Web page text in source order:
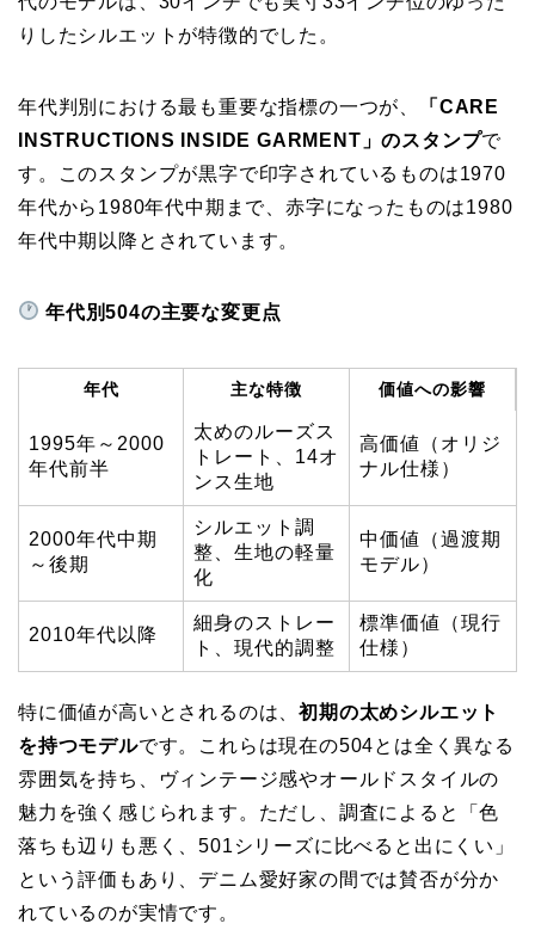
りしたシルエットが特徴的でした。
年代判別における最も重要な指標の一つが、
「CARE
INSTRUCTIONS INSIDE GARMENT」のスタンプで
す。このスタンプが黒字で印字されているものは1970
年代から1980年代中期まで、赤字になったものは1980
年代中期以降とされています。
年代別504の主要な変更点
年代 主な特徴 価値への影響
1995年～2000
年代前半
太めのルーズス
トレート、14オ
ンス生地
高価値（オリジ
ナル仕様）
2000年代中期
～後期
シルエット調
整、生地の軽量
化
中価値（過渡期
モデル）
2010年代以降
細身のストレー
ト、現代的調整
標準価値（現行
仕様）
特に価値が高いとされるのは、初期の太めシルエット
を持つモデルです。これらは現在の504とは全く異なる
雰囲気を持ち、ヴィンテージ感やオールドスタイルの
魅力を強く感じられます。ただし、調査によると「色
落ちも辺りも悪く、501シリーズに比べると出にくい」
という評価もあり、デニム愛好家の間では賛否が分か
れているのが実情です。